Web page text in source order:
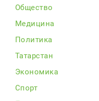
Общество
Медицина
Политика
Татарстан
Экономика
Спорт